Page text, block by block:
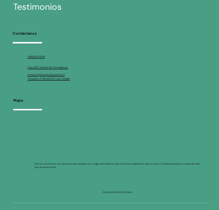
Testimonios
Contáctanos
contacto@terapeuticamente.cl
+569 5178 1523
Lota 2257, oficina 401, Providencia
Asturias 171 oficina 101, Las Condes
Mapa
Si te encuentras en una situación de emergencia o riesgo vital debes acudir al recinto hospitalario más cercano. Terapéuticamente no atiende este
tipo de situaciones.
Consentimiento informado